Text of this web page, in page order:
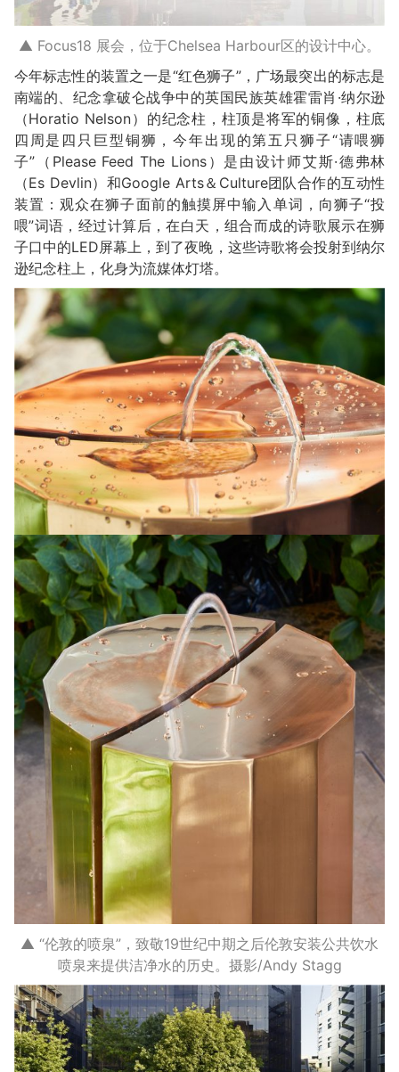
▲ Focus18 展会，位于Chelsea Harbour区的设计中心。
今年标志性的装置之一是“红色狮子”，广场最突出的标志是
南端的、纪念拿破仑战争中的英国民族英雄霍雷肖·纳尔逊
（Horatio Nelson）的纪念柱，柱顶是将军的铜像，柱底
四周是四只巨型铜狮，今年出现的第五只狮子“请喂狮
子”（Please Feed The Lions）是由设计师艾斯·德弗林
（Es Devlin）和Google Arts＆Culture团队合作的互动性
装置：观众在狮子面前的触摸屏中输入单词，向狮子“投
喂”词语，经过计算后，在白天，组合而成的诗歌展示在狮
子口中的LED屏幕上，到了夜晚，这些诗歌将会投射到纳尔
逊纪念柱上，化身为流媒体灯塔。
▲ “伦敦的喷泉”，致敬19世纪中期之后伦敦安装公共饮水
喷泉来提供洁净水的历史。摄影/Andy Stagg